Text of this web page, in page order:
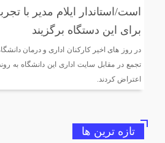
پایان تنش
پایدار بهره‌مند شدند
پروژه آبرسانی ۱۷ کیلومتری خط انتقال
خط‌کشی در آستانه اربعین حسینی
است/استاندار ایلام مدیر با
برای این دستگاه برگزیند
در روز های اخیر کارکنان اداری و درمان
تجمع در مقابل سایت اداری این دانشگاه به
اعتراض کردند.
تازه ترین ها